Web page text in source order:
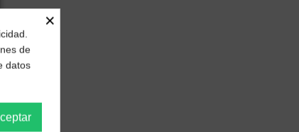
×
de
datos